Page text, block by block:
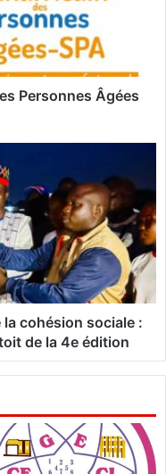
Personnes Âgées
cohésion sociale :
de la 4e édition